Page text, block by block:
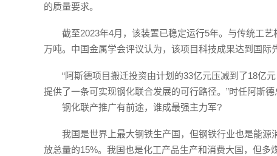
的质量要求。
截至2023年4月，该装置已稳定运行5年。与传统工
万吨。中国金属学会评议认为，该项目科技成果达到国际
“阿斯德项目搬迁投资由计划的33亿元压减到了18亿
提供了一条可实现钢化联合发展的可行路径。”时任阿斯
钢化联产推广有前途，谁成最强主力军?
我国是世界上最大钢铁生产国，但钢铁行业也是能
放总量的15%。我国也是化工产品生产和消费大国，但